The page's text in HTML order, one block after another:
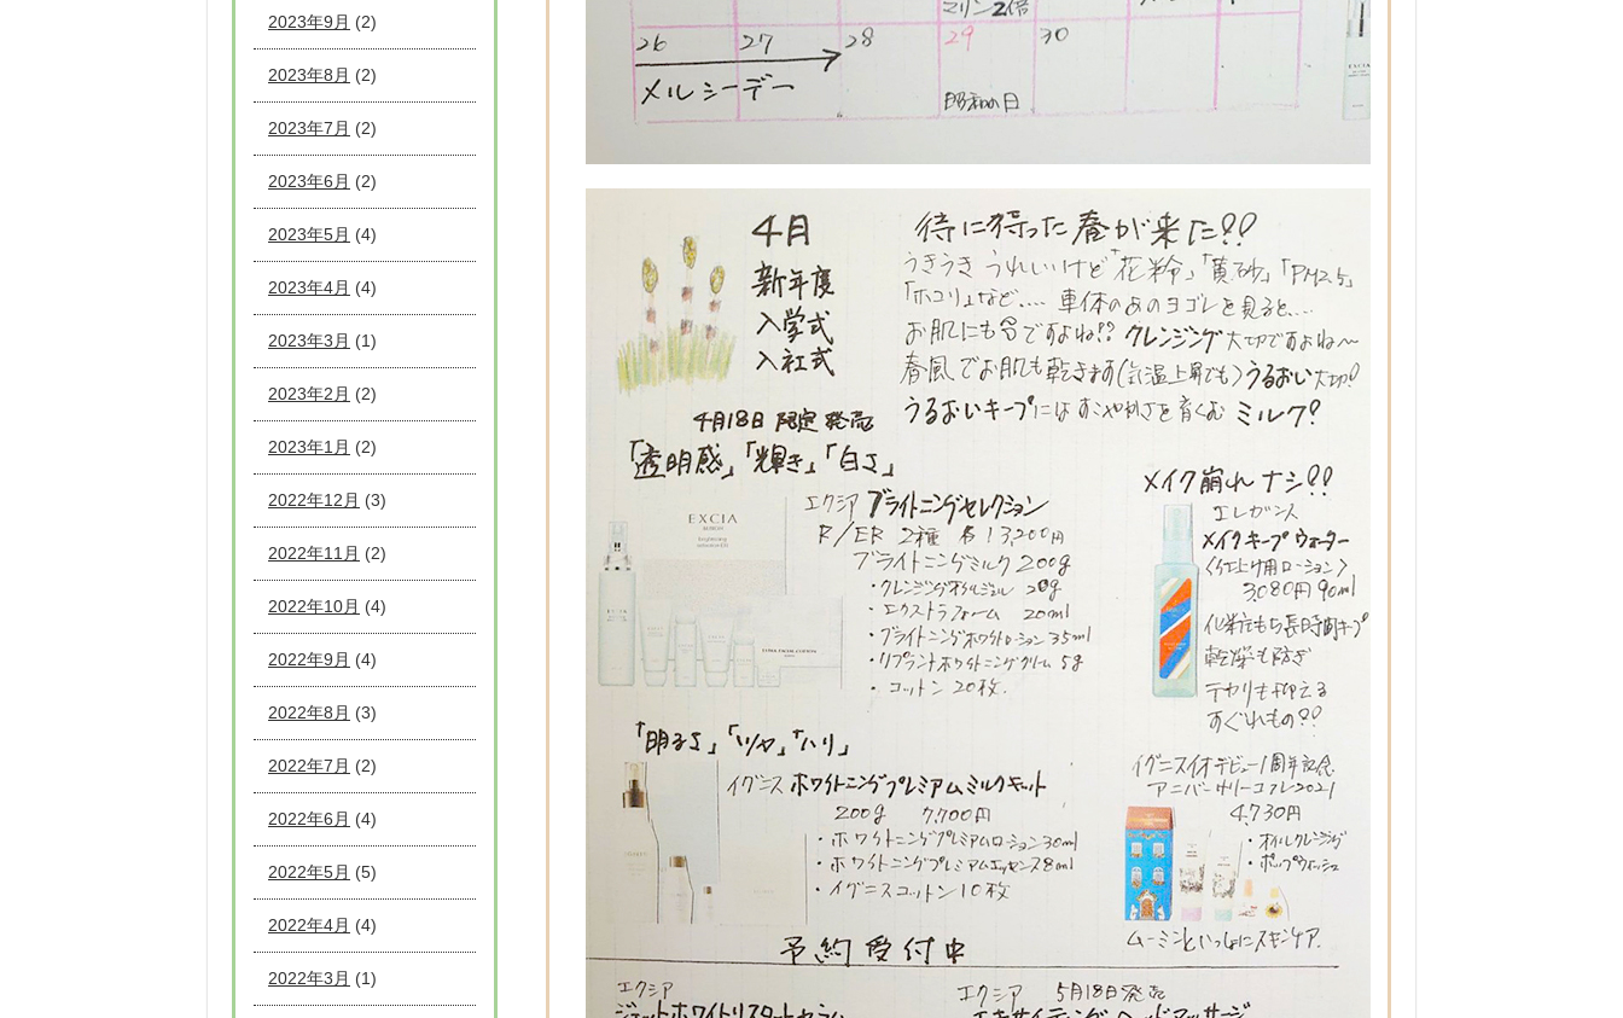
2023年9月 (2)
2023年8月 (2)
2023年7月 (2)
2023年6月 (2)
2023年5月 (4)
2023年4月 (4)
2023年3月 (1)
2023年2月 (2)
2023年1月 (2)
2022年12月 (3)
2022年11月 (2)
2022年10月 (4)
2022年9月 (4)
2022年8月 (3)
2022年7月 (2)
2022年6月 (4)
2022年5月 (5)
2022年4月 (4)
2022年3月 (1)